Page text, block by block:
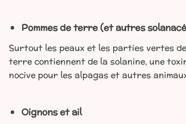
Pommes de terre (et autres
Surtout les peaux et les parties vertes
terre contiennent de la solanine, une
nocive pour les alpagas et autres
Oignons et ail